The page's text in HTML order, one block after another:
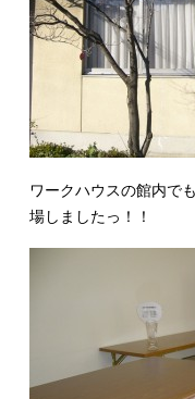
ワークハウスの館内で
場しましたっ！！